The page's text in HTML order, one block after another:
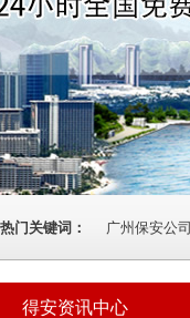
热门关键词： 广州保安公司
得安资讯中心